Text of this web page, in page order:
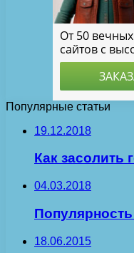
Популярные статьи
19.12.2018
Как засолить
04.03.2018
18.06.2015